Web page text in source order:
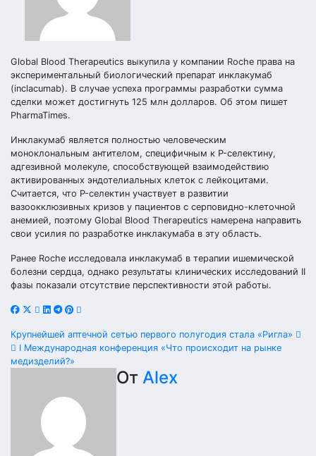
Global Blood Therapeutics выкупила у компании Roche права на
экспериментальный биологический препарат инклакумаб
(inclacumab). В случае успеха программы разработки сумма
сделки может достигнуть 125 млн долларов. Об этом пишет
PharmaTimes.
Инклакумаб является полностью человеческим
моноклональным антителом, специфичным к P-селектину,
адгезивной молекуле, способствующей взаимодействию
активированных эндотелиальных клеток с лейкоцитами.
Считается, что P-селектин участвует в развитии
вазоокклюзивных кризов у пациентов с серповидно-клеточной
анемией, поэтому Global Blood Therapeutics намерена направить
свои усилия по разработке инклакумаба в эту область.
Ранее Roche исследовала инклакумаб в терапии ишемической
болезни сердца, однако результаты клинических исследований II
фазы показали отсутствие перспективности этой работы.
Навигация
по
записям
Крупнейшей аптечной сетью первого полугодия стала «Ригла»
I Международная конференция «Что происходит на рынке
медизделий?»
От Alex